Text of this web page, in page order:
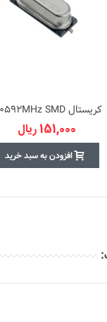
کریستال 11.0592MHz SMD
151,000 ریال
افزودن به سبد خرید